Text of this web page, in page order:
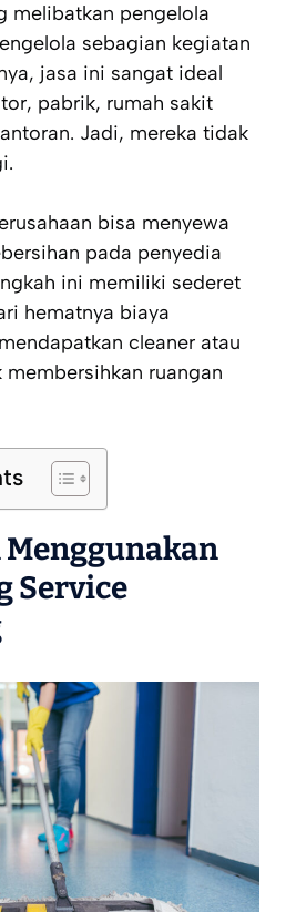
melibatkan pengelola
sebagian kegiatan
jasa ini sangat ideal
pabrik, rumah sakit
Jadi, mereka tidak
bisa menyewa
pada penyedia
ini memiliki sederet
hematnya biaya
cleaner atau
ruangan
Service